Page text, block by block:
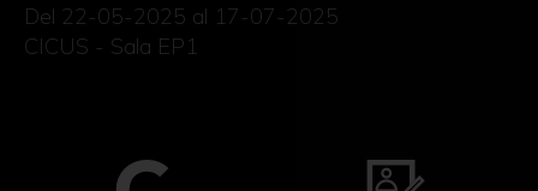
Del 22-05-2025 al 17-07-2025
CICUS - Sala EP1